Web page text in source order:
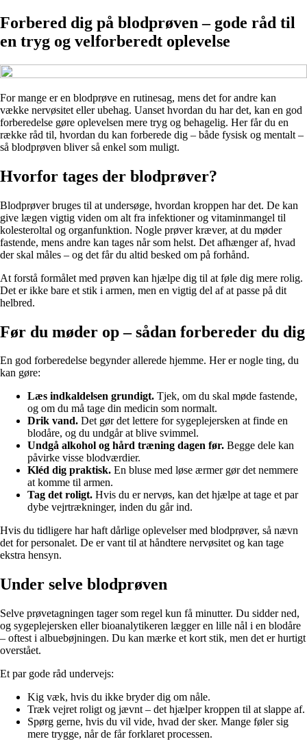
Forbered dig på blodprøven – gode råd til
en tryg og velforberedt oplevelse
For mange er en blodprøve en rutinesag, mens det for andre kan
vække nervøsitet eller ubehag. Uanset hvordan du har det, kan en god
forberedelse gøre oplevelsen mere tryg og behagelig. Her får du en
række råd til, hvordan du kan forberede dig – både fysisk og mentalt –
så blodprøven bliver så enkel som muligt.
Hvorfor tages der blodprøver?
Blodprøver bruges til at undersøge, hvordan kroppen har det. De kan
give lægen vigtig viden om alt fra infektioner og vitaminmangel til
kolesteroltal og organfunktion. Nogle prøver kræver, at du møder
fastende, mens andre kan tages når som helst. Det afhænger af, hvad
der skal måles – og det får du altid besked om på forhånd.
At forstå formålet med prøven kan hjælpe dig til at føle dig mere rolig.
Det er ikke bare et stik i armen, men en vigtig del af at passe på dit
helbred.
Før du møder op – sådan forbereder du dig
En god forberedelse begynder allerede hjemme. Her er nogle ting, du
kan gøre:
Læs indkaldelsen grundigt. Tjek, om du skal møde fastende,
og om du må tage din medicin som normalt.
Drik vand. Det gør det lettere for sygeplejersken at finde en
blodåre, og du undgår at blive svimmel.
Undgå alkohol og hård træning dagen før. Begge dele kan
påvirke visse blodværdier.
Kléd dig praktisk. En bluse med løse ærmer gør det nemmere
at komme til armen.
Tag det roligt. Hvis du er nervøs, kan det hjælpe at tage et par
dybe vejrtrækninger, inden du går ind.
Hvis du tidligere har haft dårlige oplevelser med blodprøver, så nævn
det for personalet. De er vant til at håndtere nervøsitet og kan tage
ekstra hensyn.
Under selve blodprøven
Selve prøvetagningen tager som regel kun få minutter. Du sidder ned,
og sygeplejersken eller bioanalytikeren lægger en lille nål i en blodåre
– oftest i albuebøjningen. Du kan mærke et kort stik, men det er hurtigt
overstået.
Et par gode råd undervejs:
Kig væk, hvis du ikke bryder dig om nåle.
Træk vejret roligt og jævnt – det hjælper kroppen til at slappe af.
Spørg gerne, hvis du vil vide, hvad der sker. Mange føler sig
mere trygge, når de får forklaret processen.